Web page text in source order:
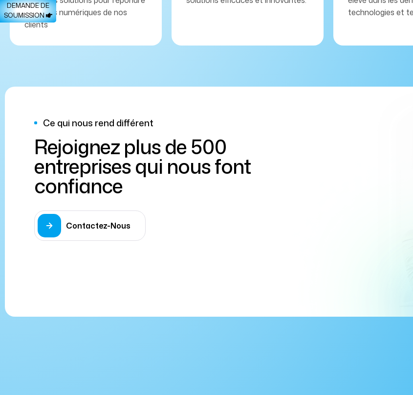
aux défis numériques de nos
clients
technologies et
Ce qui nous rend différent
Rejoignez plus de 500
entreprises qui nous font
confiance
Contactez-Nous
DEMANDE DE
SOUMISSION